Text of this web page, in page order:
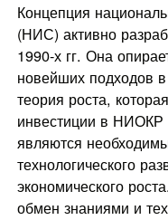
Концепция
(НИС) активно
1990-х гг. Она
новейших подходов
теория роста,
инвестиции в НИОКР
являются
технологического
экономического
обмен знаниями и